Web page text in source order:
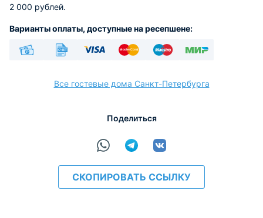
2 000 рублей.
Варианты оплаты, доступные на ресепшене:
Все гостевые дома Санкт-Петербурга
Поделиться
СКОПИРОВАТЬ ССЫЛКУ